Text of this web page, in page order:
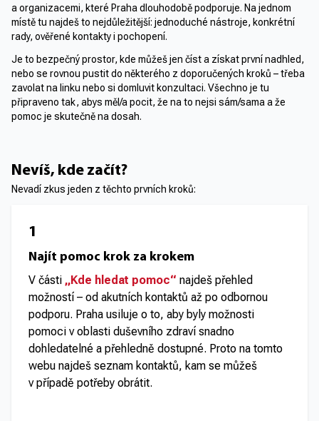
a organizacemi, které Praha dlouhodobě podporuje. Na jednom
místě tu najdeš to nejdůležitější: jednoduché nástroje, konkrétní
rady, ověřené kontakty i pochopení.
Je to bezpečný prostor, kde můžeš jen číst a získat první nadhled,
nebo se rovnou pustit do některého z doporučených kroků – třeba
zavolat na linku nebo si domluvit konzultaci. Všechno je tu
připraveno tak, abys měl/a pocit, že na to nejsi sám/sama a že
pomoc je skutečně na dosah.
Nevíš, kde začít?
Nevadí zkus jeden z těchto prvních kroků:
1
Najít pomoc krok za krokem
V části „Kde hledat pomoc“ najdeš přehled
možností – od akutních kontaktů až po odbornou
podporu. Praha usiluje o to, aby byly možnosti
pomoci v oblasti duševního zdraví snadno
dohledatelné a přehledně dostupné. Proto na tomto
webu najdeš seznam kontaktů, kam se můžeš
v případě potřeby obrátit.